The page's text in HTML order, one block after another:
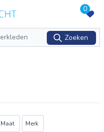
0
Zoeken
Maat Merk